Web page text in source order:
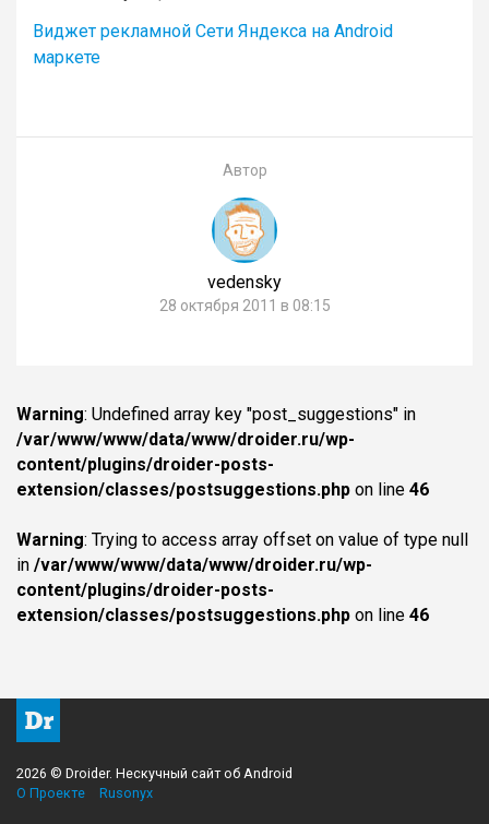
Виджет рекламной Сети Яндекса на Android
маркете
Автор
vedensky
28 октября 2011 в 08:15
Warning: Undefined array key "post_suggestions" in
/var/www/www/data/www/droider.ru/wp-
content/plugins/droider-posts-
extension/classes/postsuggestions.php on line 46
Warning: Trying to access array offset on value of type null
in /var/www/www/data/www/droider.ru/wp-
content/plugins/droider-posts-
extension/classes/postsuggestions.php on line 46
2026 © Droider. Нескучный сайт об Android
О Проекте
Rusonyx